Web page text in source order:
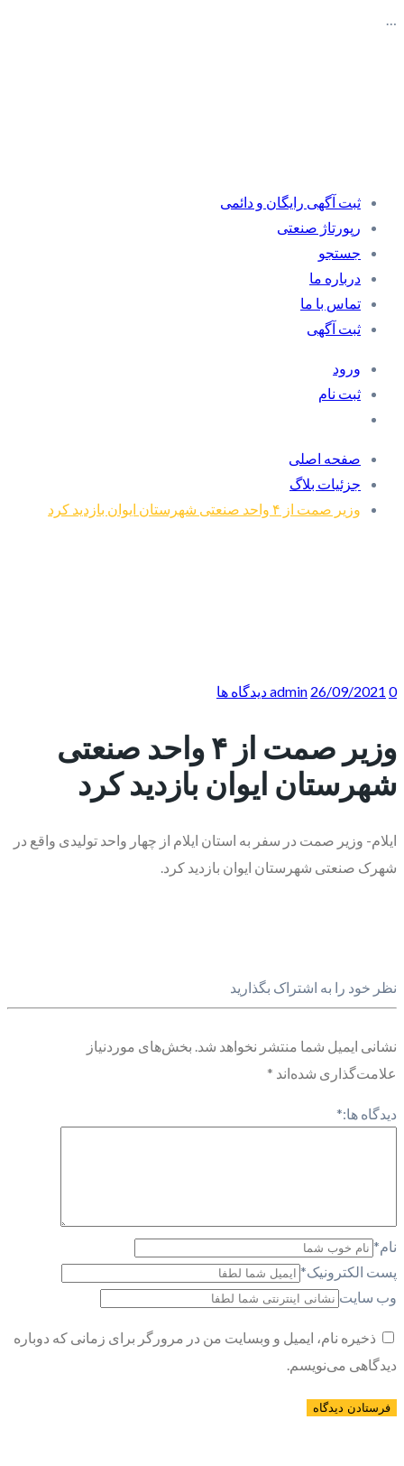
…
ثبت آگهی رایگان و دائمی
رپورتاژ صنعتی
جستجو
درباره ما
تماس با ما
ثبت آگهی
ورود
ثبت نام
صفحه اصلی
جزئیات بلاگ
وزیر صمت از ۴ واحد صنعتی شهرستان ایوان بازدید کرد
admin 26/09/2021 0 دیدگاه ها
وزیر صمت از ۴ واحد صنعتی
شهرستان ایوان بازدید کرد
ایلام- وزیر صمت در سفر به استان ایلام از چهار واحد تولیدی واقع در
شهرک صنعتی شهرستان ایوان بازدید کرد.
نظر خود را به اشتراک بگذارید
نشانی ایمیل شما منتشر نخواهد شد. بخش‌های موردنیاز
علامت‌گذاری شده‌اند *
دیدگاه ها:*
نام*
پست الکترونیک*
وب سایت
ذخیره نام، ایمیل و وبسایت من در مرورگر برای زمانی که دوباره
دیدگاهی می‌نویسم.